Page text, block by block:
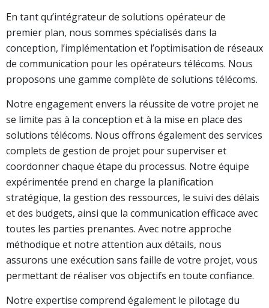
En tant qu’intégrateur de solutions opérateur de
premier plan, nous sommes spécialisés dans la
conception, l’implémentation et l’optimisation de réseaux
de communication pour les opérateurs télécoms. Nous
proposons une gamme complète de solutions télécoms.
Notre engagement envers la réussite de votre projet ne
se limite pas à la conception et à la mise en place des
solutions télécoms. Nous offrons également des services
complets de gestion de projet pour superviser et
coordonner chaque étape du processus. Notre équipe
expérimentée prend en charge la planification
stratégique, la gestion des ressources, le suivi des délais
et des budgets, ainsi que la communication efficace avec
toutes les parties prenantes. Avec notre approche
méthodique et notre attention aux détails, nous
assurons une exécution sans faille de votre projet, vous
permettant de réaliser vos objectifs en toute confiance.
Notre expertise comprend également le pilotage du